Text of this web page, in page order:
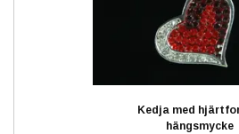
Kedja med
hängsmycke